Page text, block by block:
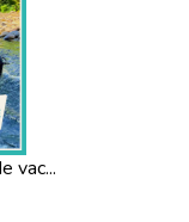
vac...